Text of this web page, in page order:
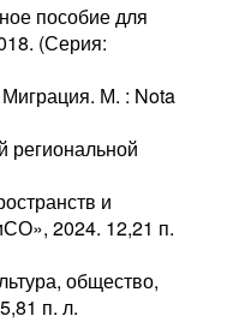
пособие для
(Серия:
М. : Nota
региональной
и
2024. 12,21 п.
общество,
п. л.